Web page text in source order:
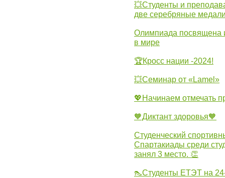
💥Студенты и
две серебряные
Олимпиада посвящена
в мире
🏆Кросс нации -2024!
💥Семинар от «Lamel»
💖Начинаем отмечать
🧡Диктант здоровья🧡
Студенческий
Спартакиады среди
занял 3 место. 👏
👠Студенты ЕТЭТ на